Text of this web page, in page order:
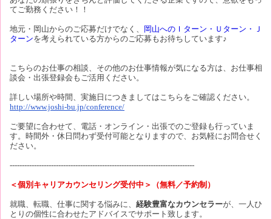
てご勤務ください！！
地元・岡山からのご応募だけでなく、
岡山へのＩターン・Ｕターン・Ｊ
ターンを考えられている方からのご応募もお待ちしています♪
こちらのお仕事の相談、その他のお仕事情報が気になる方は、お仕事相
談会・出張登録会もご活用ください。
詳しい場所や時間、実施日につきましてはこちらをご確認ください。
http://www.joshi-bu.jp/conference/
ご要望に合わせて、電話・オンライン・出張でのご登録も行っていま
す。時間外・休日問わず受付可能となりますので、お気軽にお問合せく
ださい。
----------------------------------------------------------------------------
＜個別キャリアカウンセリング受付中＞（無料／予約制）
就職、転職、仕事に関する悩みに、 経験豊富なカウンセラーが、一人ひ
とりの個性に合わせたアドバイスでサポート致します。